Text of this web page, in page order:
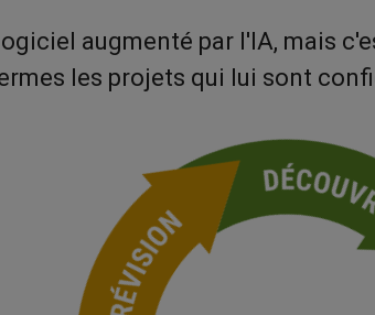
augmenté par l'IA, mais
les projets qui lui sont